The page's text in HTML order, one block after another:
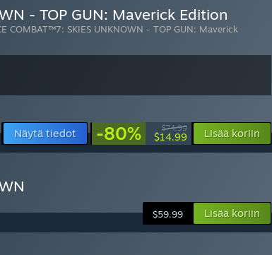
- TOP GUN: Maverick Edition
COMBAT™7: SKIES UNKNOWN - TOP GUN: Maverick
Näytä tiedot -80% $74.99
$14.99 Lisää koriin
$59.99 Lisää koriin